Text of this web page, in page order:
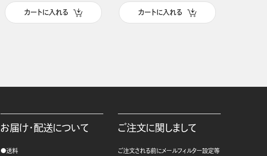
カートに入れる カートに入れる
お届け・配送について
●送料
ご注文に関しまして
ご注文される前にメールフィルター設定等